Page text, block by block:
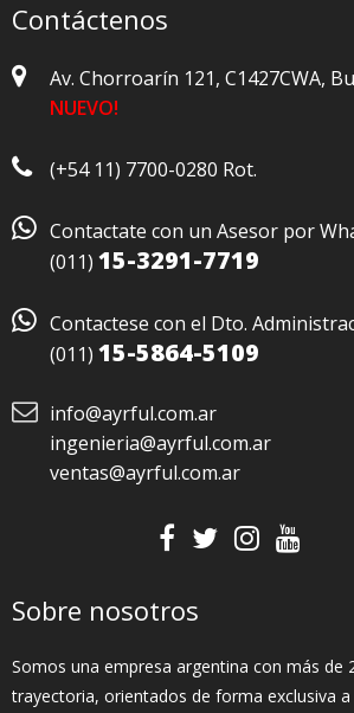
Contáctenos
Av. Chorroarín 121, C1427CWA,
NUEVO!
(+54 11) 7700-0280 Rot.
 Contactate con un Asesor por
(011) 15-3291-7719
 Contactese con el Dto.
(011) 15-5864-5109
info@ayrful.com.ar
ingenieria@ayrful.com.ar
ventas@ayrful.com.ar
Sobre nosotros
Somos una empresa argentina con más de
trayectoria, orientados de forma exclusiva